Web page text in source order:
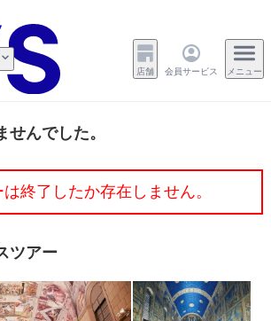
店舗 会員サービス メニュー
んでした。
終了したか存在しません。
ツアー